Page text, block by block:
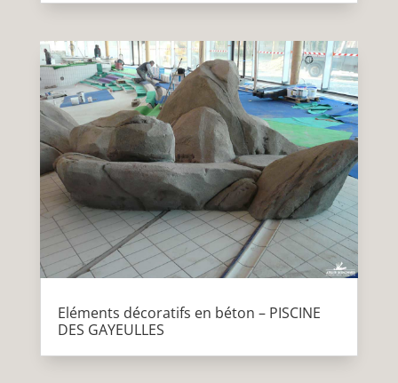
Eléments décoratifs en béton – PISCINE
DES GAYEULLES